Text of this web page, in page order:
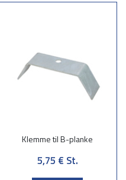
Klemme til B-planke
5,75 € St.